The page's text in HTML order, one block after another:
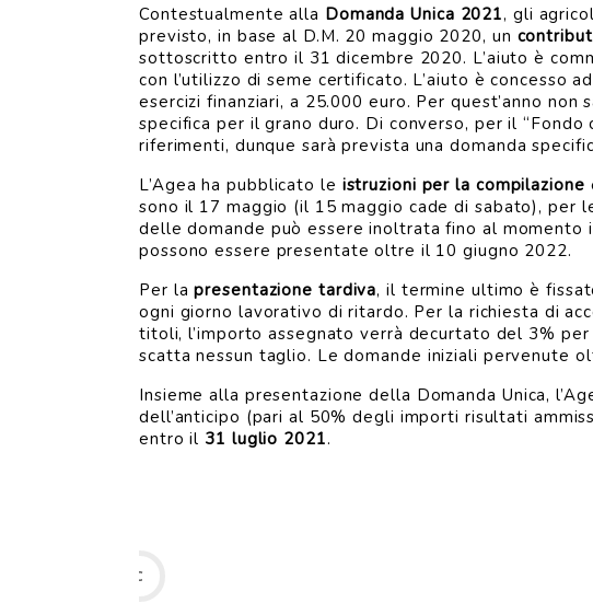
Contestualmente alla Domanda Unica 2021, gli
previsto, in base al D.M. 20 maggio 2020, un
sottoscritto entro il 31 dicembre 2020. L’aiuto è
con l’utilizzo di seme certificato. L’aiuto è concesso
esercizi finanziari, a 25.000 euro. Per quest’anno
specifica per il grano duro. Di converso, per il
riferimenti, dunque sarà prevista una domanda
L’Agea ha pubblicato le istruzioni per la compilazione
sono il 17 maggio (il 15 maggio cade di sabato), per
delle domande può essere inoltrata fino al momento
possono essere presentate oltre il 10 giugno 2022.
Per lapresentazione tardiva, il termine ultimo è
ogni giorno lavorativo di ritardo. Per la richiesta di
titoli, l’importo assegnato verrà decurtato del 3%
scatta nessun taglio. Le domande iniziali pervenute
Insieme alla presentazione della Domanda Unica,
dell’anticipo (pari al 50% degli importi risultati
entro il 31 luglio 2021.
PAC